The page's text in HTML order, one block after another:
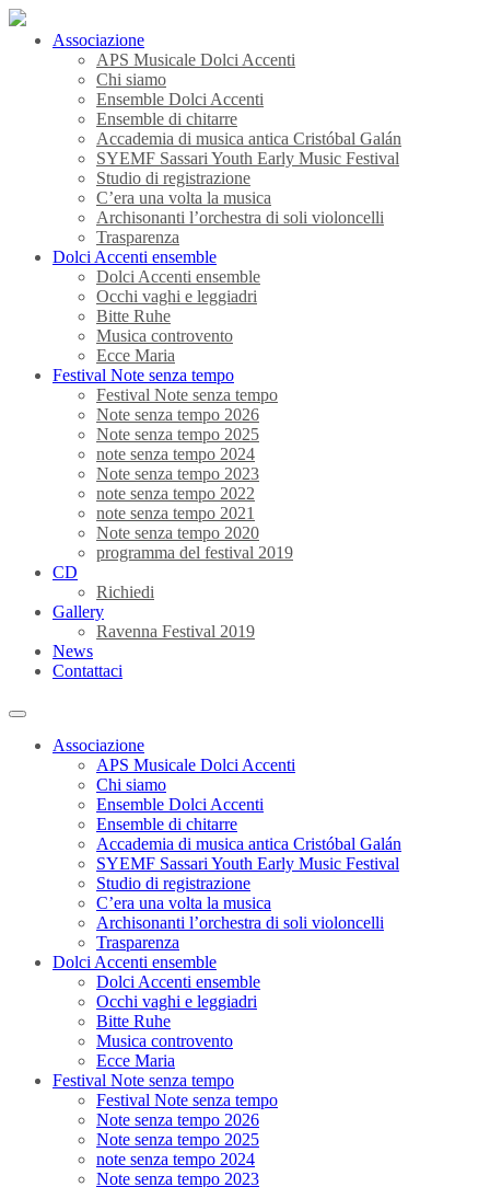
Associazione
APS Musicale Dolci Accenti
Chi siamo
Ensemble Dolci Accenti
Ensemble di chitarre
Accademia di musica antica Cristóbal Galán
SYEMF Sassari Youth Early Music Festival
Studio di registrazione
C’era una volta la musica
Archisonanti l’orchestra di soli violoncelli
Trasparenza
Dolci Accenti ensemble
Dolci Accenti ensemble
Occhi vaghi e leggiadri
Bitte Ruhe
Musica controvento
Ecce Maria
Festival Note senza tempo
Festival Note senza tempo
Note senza tempo 2026
Note senza tempo 2025
note senza tempo 2024
Note senza tempo 2023
note senza tempo 2022
note senza tempo 2021
Note senza tempo 2020
programma del festival 2019
CD
Richiedi
Gallery
Ravenna Festival 2019
News
Contattaci
Associazione
APS Musicale Dolci Accenti
Chi siamo
Ensemble Dolci Accenti
Ensemble di chitarre
Accademia di musica antica Cristóbal Galán
SYEMF Sassari Youth Early Music Festival
Studio di registrazione
C’era una volta la musica
Archisonanti l’orchestra di soli violoncelli
Trasparenza
Dolci Accenti ensemble
Dolci Accenti ensemble
Occhi vaghi e leggiadri
Bitte Ruhe
Musica controvento
Ecce Maria
Festival Note senza tempo
Festival Note senza tempo
Note senza tempo 2026
Note senza tempo 2025
note senza tempo 2024
Note senza tempo 2023